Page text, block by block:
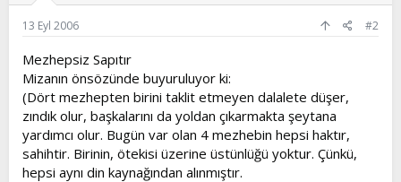
13 Eyl 2006 #2
Mezhepsiz Sapıtır
Mizanın önsözünde buyuruluyor ki:
(Dört mezhepten birini taklit etmeyen dalalete düşer,
zındık olur, başkalarını da yoldan çıkarmakta şeytana
yardımcı olur. Bugün var olan 4 mezhebin hepsi haktır,
sahihtir. Birinin, ötekisi üzerine üstünlüğü yoktur. Çünkü,
hepsi aynı din kaynağından alınmıştır.